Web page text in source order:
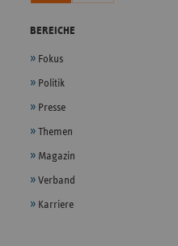
BEREICHE
Fokus
Politik
Presse
Themen
Magazin
Verband
Karriere